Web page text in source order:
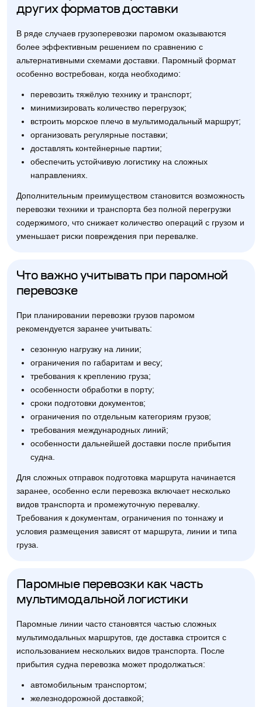
других форматов доставки
В ряде случаев грузоперевозки паромом оказываются
более эффективным решением по сравнению с
альтернативными схемами доставки. Паромный формат
особенно востребован, когда необходимо:
перевозить тяжёлую технику и транспорт;
минимизировать количество перегрузок;
встроить морское плечо в мультимодальный маршрут;
организовать регулярные поставки;
доставлять контейнерные партии;
обеспечить устойчивую логистику на сложных
направлениях.
Дополнительным преимуществом становится возможность
перевозки техники и транспорта без полной перегрузки
содержимого, что снижает количество операций с грузом и
уменьшает риски повреждения при перевалке.
Что важно учитывать при паромной
перевозке
При планировании перевозки грузов паромом
рекомендуется заранее учитывать:
сезонную нагрузку на линии;
ограничения по габаритам и весу;
требования к креплению груза;
особенности обработки в порту;
сроки подготовки документов;
ограничения по отдельным категориям грузов;
требования международных линий;
особенности дальнейшей доставки после прибытия
судна.
Для сложных отправок подготовка маршрута начинается
заранее, особенно если перевозка включает несколько
видов транспорта и промежуточную перевалку.
Требования к документам, ограничения по тоннажу и
условия размещения зависят от маршрута, линии и типа
груза.
Паромные перевозки как часть
мультимодальной логистики
Паромные линии часто становятся частью сложных
мультимодальных маршрутов, где доставка строится с
использованием нескольких видов транспорта. После
прибытия судна перевозка может продолжаться:
автомобильным транспортом;
железнодорожной доставкой;